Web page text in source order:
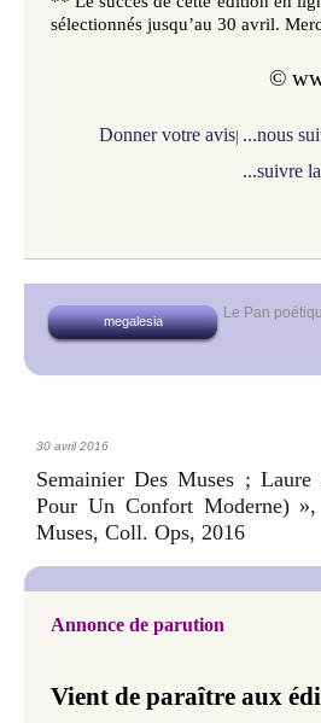
sélectionnés jusqu’au 30 avril.
©
Donner votre avis| ...nous
...suivre
Le Pan
megalesia
30 avril 2016
Semainier Des Muses ;
Pour Un Confort Moderne)
Muses, Coll. Ops, 2016
Annonce de parution
Vient de paraître aux